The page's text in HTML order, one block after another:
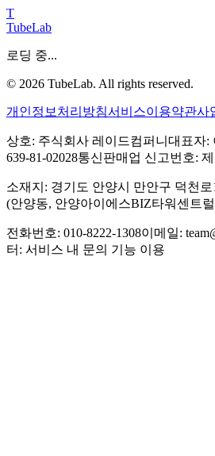
T
TubeLab
로딩 중...
© 2026 TubeLab. All rights reserved.
개인정보처리방침서비스이용약관사
상호: 주식회사 레이드컴퍼니 대표자:
639-81-02028통신판매업 신고번호:
소재지: 경기도 안양시 만안구 덕천로
(안양동, 안양아이에스BIZ타워센트
전화번호: 010-8222-1308이메일:
터: 서비스 내 문의 기능 이용